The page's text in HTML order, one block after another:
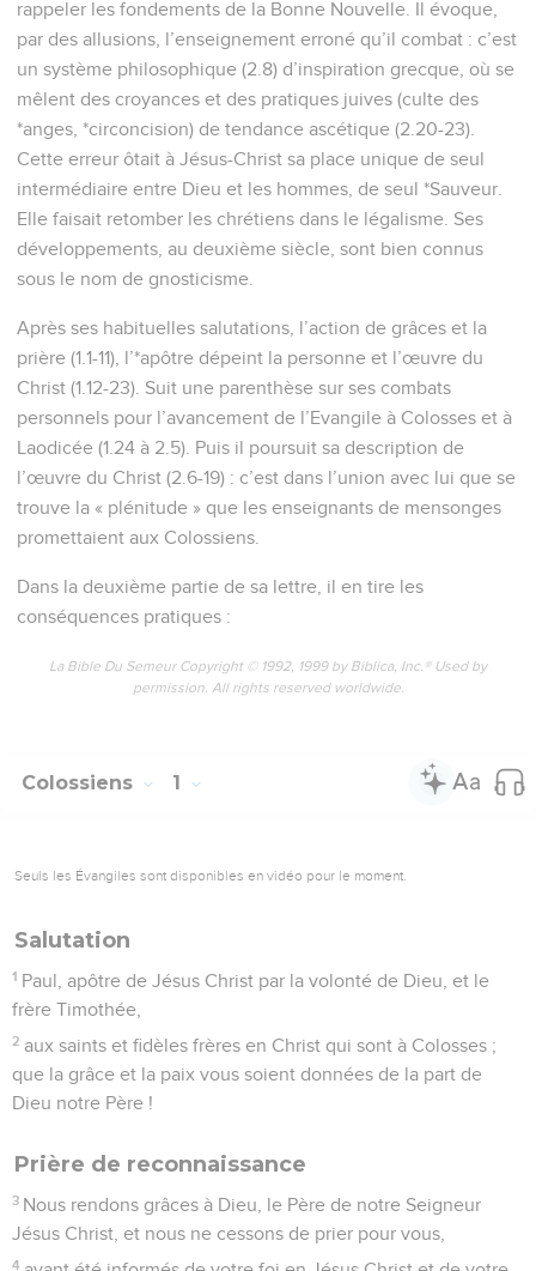
rappeler les fondements de la Bonne Nouvelle. Il évoque,
par des allusions, l’enseignement erroné qu’il combat : c’est
un système philosophique (2.8) d’inspiration grecque, où se
mêlent des croyances et des pratiques juives (culte des
*anges, *circoncision) de tendance ascétique (2.20-23).
Cette erreur ôtait à Jésus-Christ sa place unique de seul
intermédiaire entre Dieu et les hommes, de seul *Sauveur.
Elle faisait retomber les chrétiens dans le légalisme. Ses
développements, au deuxième siècle, sont bien connus
sous le nom de gnosticisme.
Après ses habituelles salutations, l’action de grâces et la
prière (1.1-11), l’*apôtre dépeint la personne et l’œuvre du
Christ (1.12-23). Suit une parenthèse sur ses combats
personnels pour l’avancement de l’Evangile à Colosses et à
Laodicée (1.24 à 2.5). Puis il poursuit sa description de
l’œuvre du Christ (2.6-19) : c’est dans l’union avec lui que se
trouve la « plénitude » que les enseignants de mensonges
promettaient aux Colossiens.
Dans la deuxième partie de sa lettre, il en tire les
conséquences pratiques :
La Bible Du Semeur Copyright © 1992, 1999 by Biblica, Inc.® Used by
permission. All rights reserved worldwide.
Colossiens 1
Seuls les Évangiles sont disponibles en vidéo pour le moment.
Salutation
1 Paul, apôtre de Jésus Christ par la volonté de Dieu, et le
frère Timothée,
2 aux saints et fidèles frères en Christ qui sont à Colosses ;
que la grâce et la paix vous soient données de la part de
Dieu notre Père !
Prière de reconnaissance
3 Nous rendons grâces à Dieu, le Père de notre Seigneur
Jésus Christ, et nous ne cessons de prier pour vous,
4